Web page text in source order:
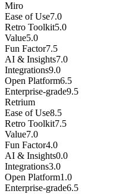
Miro
Ease of Use7.0
Retro Toolkit5.0
Value5.0
Fun Factor7.5
AI & Insights7.0
Integrations9.0
Open Platform6.5
Enterprise-grade9.5
Retrium
Ease of Use8.5
Retro Toolkit7.5
Value7.0
Fun Factor4.0
AI & Insights0.0
Integrations3.0
Open Platform1.0
Enterprise-grade6.5